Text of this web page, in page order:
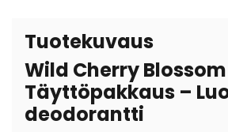
Tuotekuvaus
Wild Cherry Blossom
Täyttöpakkaus –
deodorantti